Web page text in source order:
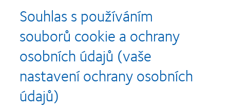
about
Cena
Silmo
d’Or
za
nejlepší
výrobek
pro
čočky
MyDay™
(2013)
Kontaktní
čočky
roku
(2013)
Learn
more
about
Nejlepší
společnosti
pro
vedoucí
Learn
more
about
Cena
Souhlas s používáním
souborů cookie a ochrany
osobních údajů (vaše
nastavení ochrany osobních
údajů)